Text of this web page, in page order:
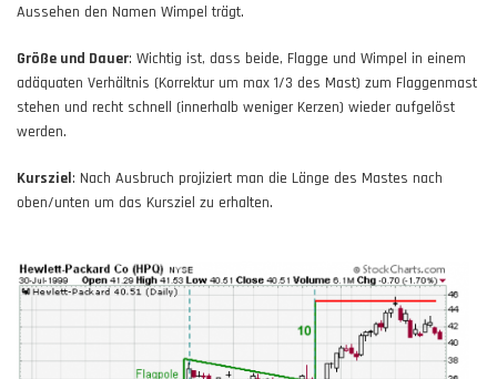
Aussehen den Namen Wimpel trägt.
Größe und Dauer: Wichtig ist, dass beide, Flagge und Wimpel in einem
adäquaten Verhältnis (Korrektur um max 1/3 des Mast) zum Flaggenmast
stehen und recht schnell (innerhalb weniger Kerzen) wieder aufgelöst
werden.
Kursziel: Nach Ausbruch projiziert man die Länge des Mastes nach
oben/unten um das Kursziel zu erhalten.